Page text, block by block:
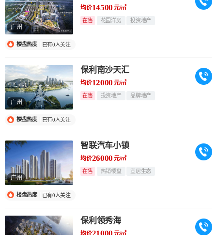
广州
均价14500 元/㎡
在售 花园洋房 投资地产
楼盘热度 已有0人关注
广州
保利南沙天汇
均价12000 元/㎡
在售 投资地产 品牌地产
楼盘热度 已有0人关注
广州
智联汽车小镇
均价26000 元/㎡
在售 热销楼盘 宜居生态
楼盘热度 已有0人关注
保利领秀海